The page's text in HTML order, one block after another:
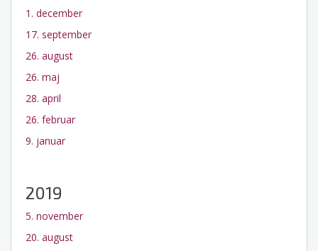
1. december
17. september
26. august
26. maj
28. april
26. februar
9. januar
2019
5. november
20. august